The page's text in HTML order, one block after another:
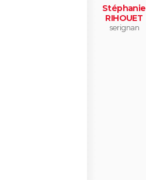
Stéphanie
RIHOUET
serignan